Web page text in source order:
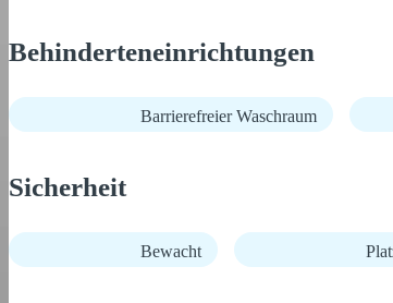
Behinderteneinrichtungen
Barrierefreier Waschraum
Sicherheit
Bewacht